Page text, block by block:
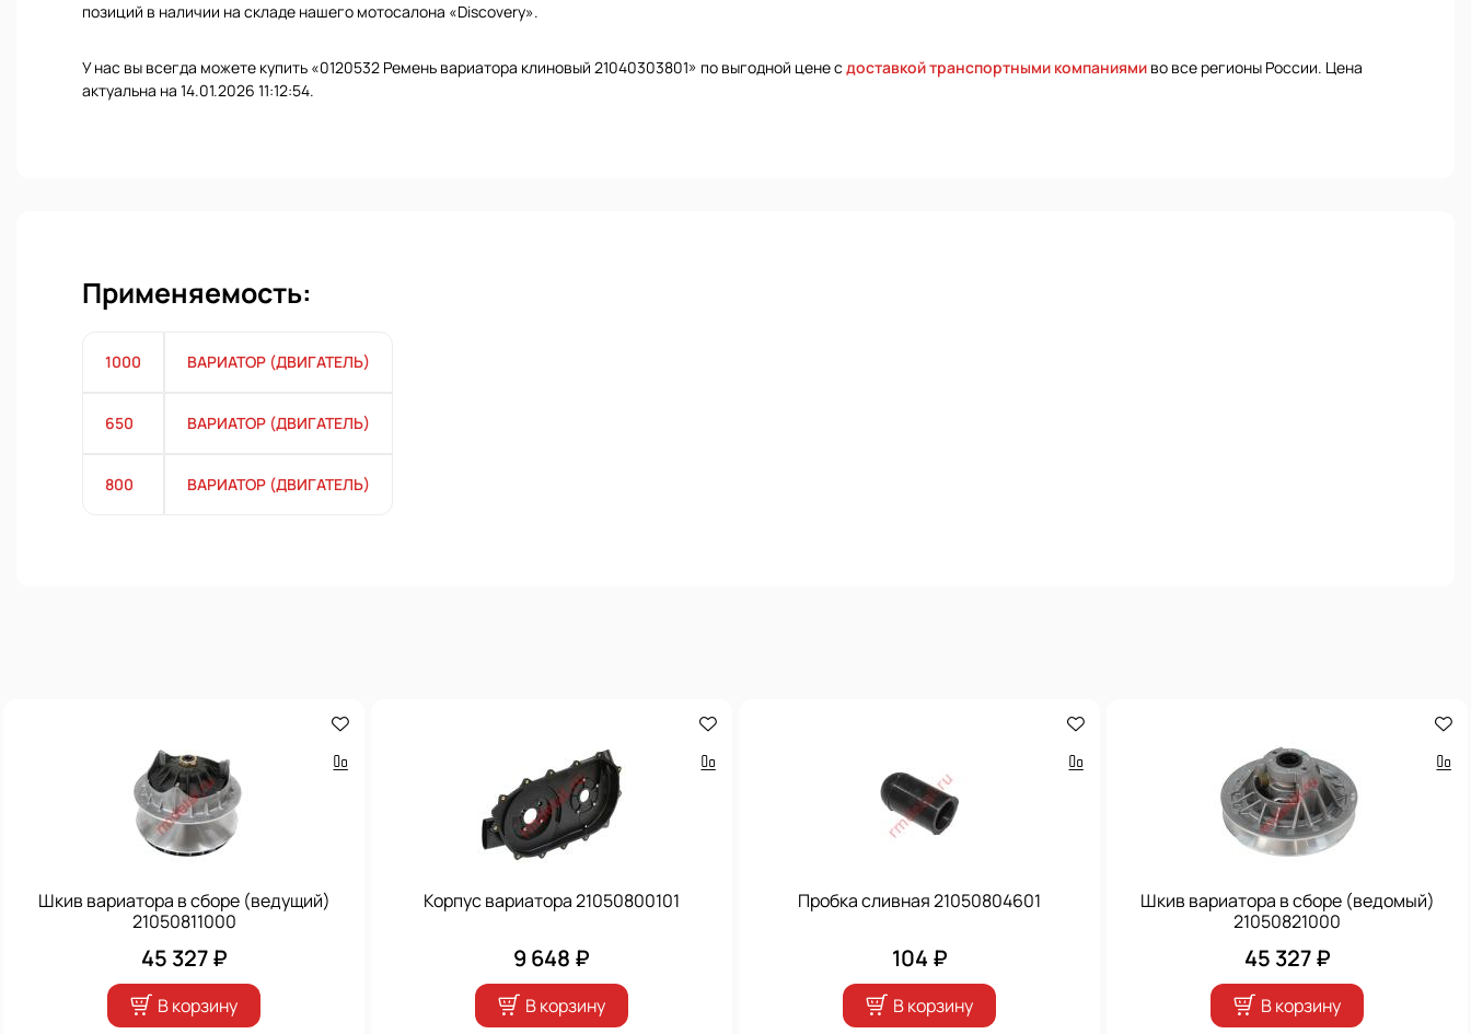
позиций в наличии на складе нашего мотосалона «Discovery».
У нас вы всегда можете купить «0120532 Ремень вариатора клиновый 21040303801» по выгодной цене с доставкой транспортными компаниями во все регионы России. Цена
актуальна на 14.01.2026 11:12:54.
Применяемость:
1000 ВАРИАТОР (ДВИГАТЕЛЬ)
650 ВАРИАТОР (ДВИГАТЕЛЬ)
800 ВАРИАТОР (ДВИГАТЕЛЬ)
Шкив вариатора в сборе (ведущий)
21050811000
45 327 ₽
В корзину
Корпус вариатора 21050800101
9 648 ₽
В корзину
Пробка сливная 21050804601
104 ₽
В корзину
Шкив вариатора в сборе (ведомый)
21050821000
45 327 ₽
В корзину